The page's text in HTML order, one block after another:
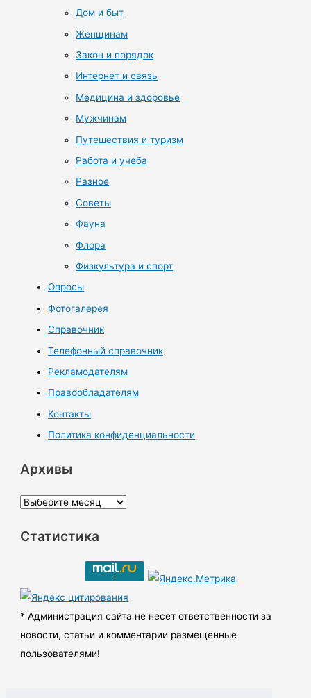
Дом и быт
Женщинам
Закон и порядок
Интернет и связь
Медицина и здоровье
Мужчинам
Путешествия и туризм
Работа и учеба
Разное
Советы
Фауна
Флора
Физкультура и спорт
Опросы
Фотогалерея
Справочник
Телефонный справочник
Рекламодателям
Правообладателям
Контакты
Политика конфиденциальности
Архивы
А
х
ы
Статистика
* Администрация сайта не несет ответственности за
новости, статьи и комментарии размещенные
пользователями!